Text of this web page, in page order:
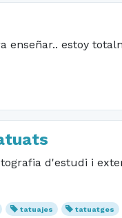
estoy
d'estudi i
tatuajes tatuatges